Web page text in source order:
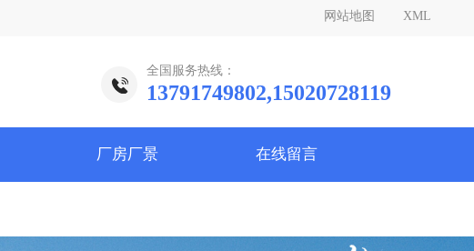
XML
网站地图
全国服务热线：
13791749802,15020728119
厂房厂景 在线留言